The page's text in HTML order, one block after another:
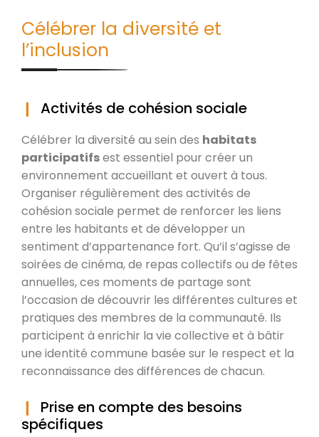
Célébrer la diversité et
l’inclusion
Activités de cohésion sociale
Célébrer la diversité au sein des habitats
participatifsest essentiel pour créer un
environnement accueillant et ouvert à tous.
Organiser régulièrement des activités de
cohésion sociale permet de renforcer les liens
entre les habitants et de développer un
sentiment d’appartenance fort. Qu’il s’agisse de
soirées de cinéma, de repas collectifs ou de fêtes
annuelles, ces moments de partage sont
l’occasion de découvrir les différentes cultures et
pratiques des membres de la communauté. Ils
participent à enrichir la vie collective et à bâtir
une identité commune basée sur le respect et la
reconnaissance des différences de chacun.
Prise en compte des besoins
spécifiques